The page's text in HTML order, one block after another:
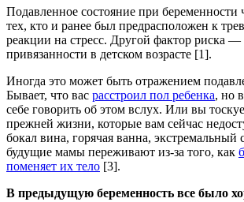
Подавленное состояние при беременности
тех, кто и ранее был предрасположен к
реакции на стресс. Другой фактор риска
привязанности в детском возрасте [1].
Иногда это может быть отражением
Бывает, что вас расстроил пол ребенка, но
себе говорить об этом вслух. Или вы
прежней жизни, которые вам сейчас
бокал вина, горячая ванна, экстремальный
будущие мамы переживают из-за того, как
поменяет их тело [3].
В предыдущую беременность все было